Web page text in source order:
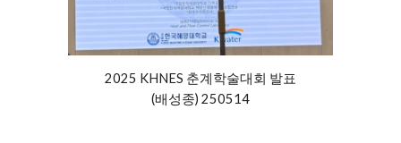
2025 KHNES 춘계학술대회 발표
(배성종) 250514